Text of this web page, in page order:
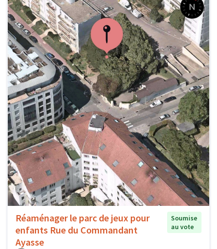
Réaménager le parc de jeux pour
enfants Rue du Commandant
Ayasse
Soumise
au vote